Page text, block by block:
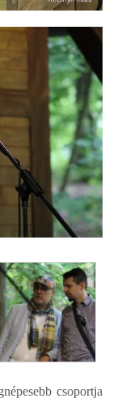
csoportja